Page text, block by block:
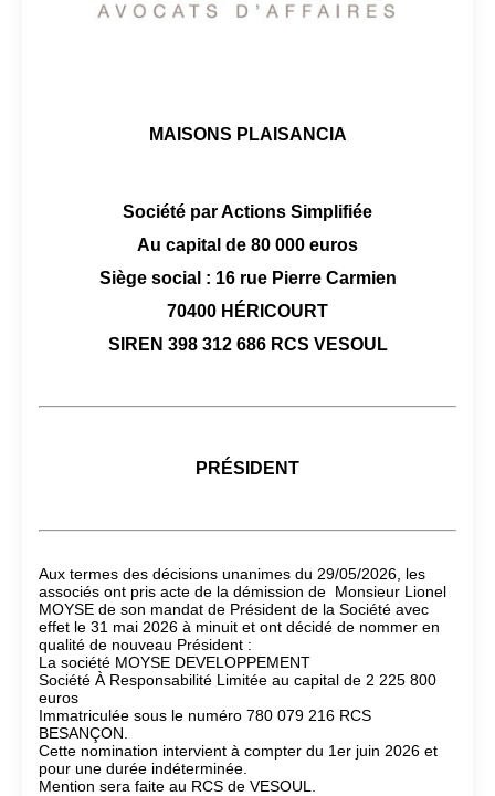
MAISONS PLAISANCIA
Société par Actions Simplifiée
Au capital de 80 000 euros
Siège social : 16 rue Pierre Carmien
70400 HÉRICOURT
SIREN 398 312 686 RCS VESOUL
PRÉSIDENT
Aux termes des décisions unanimes du 29/05/2026, les
associés ont pris acte de la démission de Monsieur Lionel
MOYSE de son mandat de Président de la Société avec
effet le 31 mai 2026 à minuit et ont décidé de nommer en
qualité de nouveau Président :
La société MOYSE DEVELOPPEMENT
Société À Responsabilité Limitée au capital de 2 225 800
euros
Immatriculée sous le numéro 780 079 216 RCS
BESANÇON.
Cette nomination intervient à compter du 1er juin 2026 et
pour une durée indéterminée.
Mention sera faite au RCS de VESOUL.